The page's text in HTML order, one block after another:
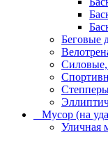
Беговые
Силовые,
_ Мусор (на
Уличная